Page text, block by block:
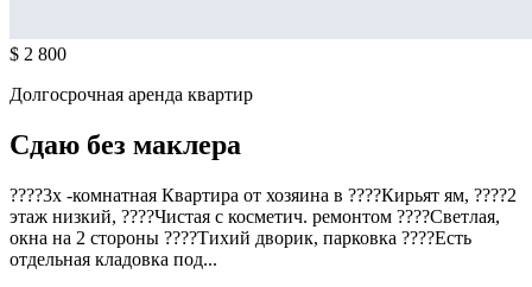
$ 2 800
Долгосрочная аренда квартир
Сдаю без маклера
????3х -комнатная Квартира от хозяина в ????Кирьят ям, ????2
этаж низкий, ????Чистая с косметич. ремонтом ????Светлая,
окна на 2 стороны ????Тихий дворик, парковка ????Есть
отдельная кладовка под...